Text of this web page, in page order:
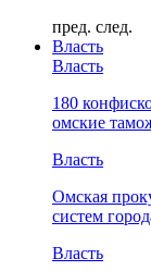
пред. след.
Власть
Власть
180
омские
Власть
Омская
систем
Власть